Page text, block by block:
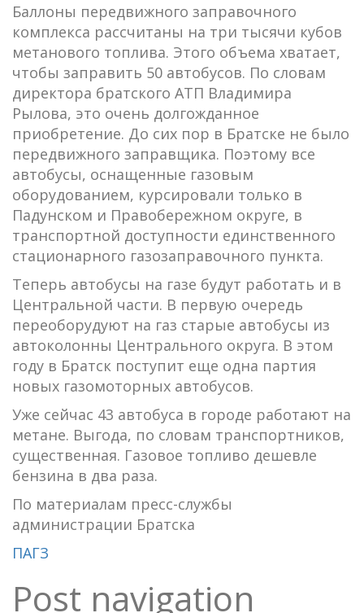
Баллоны передвижного заправочного
комплекса рассчитаны на три тысячи кубов
метанового топлива. Этого объема хватает,
чтобы заправить 50 автобусов. По словам
директора братского АТП Владимира
Рылова, это очень долгожданное
приобретение. До сих пор в Братске не было
передвижного заправщика. Поэтому все
автобусы, оснащенные газовым
оборудованием, курсировали только в
Падунском и Правобережном округе, в
транспортной доступности единственного
стационарного газозаправочного пункта.
Теперь автобусы на газе будут работать и в
Центральной части. В первую очередь
переоборудуют на газ старые автобусы из
автоколонны Центрального округа. В этом
году в Братск поступит еще одна партия
новых газомоторных автобусов.
Уже сейчас 43 автобуса в городе работают на
метане. Выгода, по словам транспортников,
существенная. Газовое топливо дешевле
бензина в два раза.
По материалам пресс-службы
администрации Братска
ПАГЗ
Post navigation